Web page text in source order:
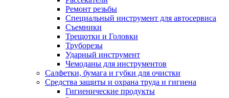
Ремонт резьбы
Специальный инструмент для автосервиса
Съемники
Трещотки и Головки
Труборезы
Ударный инструмент
Чемоданы для инструментов
Салфетки, бумага и губки для очистки
Средства защиты и охрана труда и гигиена
Гигиенические продукты